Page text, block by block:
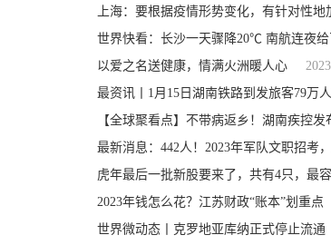
上海：要根据疫情形势变化，有针对性地
世界快看：长沙一天骤降20℃ 南航连夜给
以爱之名送健康，情满火洲暖人心
最资讯丨1月15日湖南铁路到发旅客79万
【全球聚看点】不带病返乡！湖南疾控
最新消息：442人！2023年军队文职招考
虎年最后一批新股要来了，共有4只，最
2023年钱怎么花？江苏财政“账本”划重点
世界微动态丨克罗地亚库纳正式停止流通